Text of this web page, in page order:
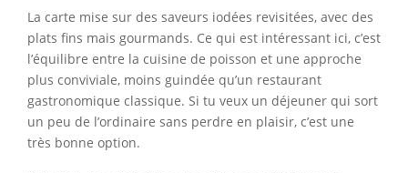
La carte mise sur des saveurs iodées revisitées, avec des
plats fins mais gourmands. Ce qui est intéressant ici, c’est
l’équilibre entre la cuisine de poisson et une approche
plus conviviale, moins guindée qu’un restaurant
gastronomique classique. Si tu veux un déjeuner qui sort
un peu de l’ordinaire sans perdre en plaisir, c’est une
très bonne option.